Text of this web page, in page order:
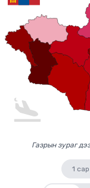
Газрын зураг
1 сар